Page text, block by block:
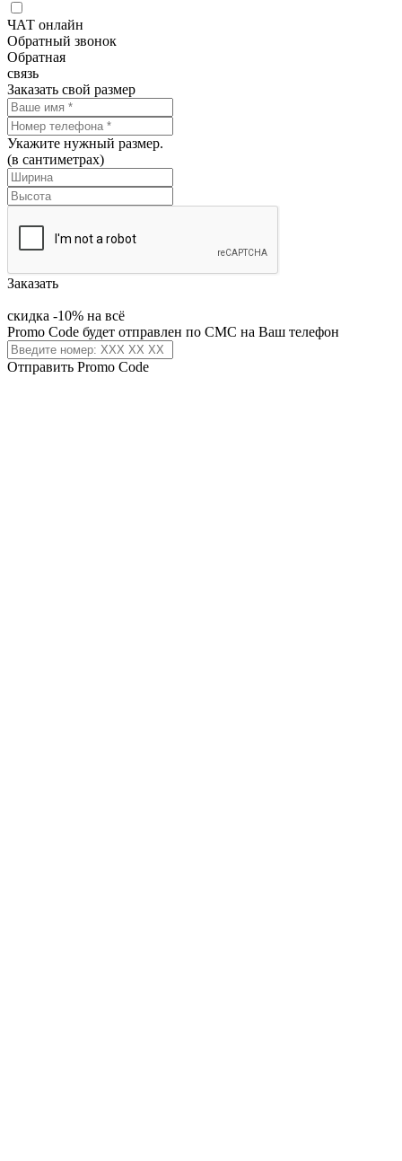
ЧАТ онлайн
Обратный звонок
Обратная
связь
Заказать свой размер
Укажите нужный размер.
(в сантиметрах)
Заказать
скидка -10% на всё
Promo Code будет отправлен по СМС на Ваш телефон
Отправить Promo Code